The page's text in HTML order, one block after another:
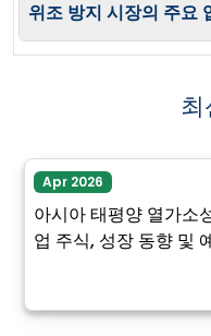
위조 방지 시장의 주요
Apr 2026
아시아 태평양 열가
업 주식, 성장 동향 및